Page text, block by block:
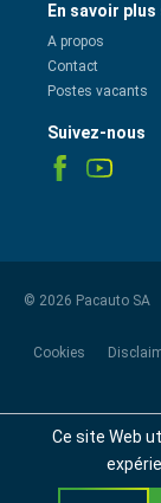
En savoir
A propos
Contact
Postes vacants
Suivez-nous
© 2026 Pacauto SA
Cookies
Ce site Web